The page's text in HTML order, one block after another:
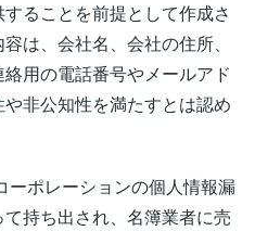
ることを前提として作成さ
は、会社名、会社の住所、
用の電話番号やメールアド
非公知性を満たすとは認め
ーポレーションの個人情報漏
持ち出され、名簿業者に売